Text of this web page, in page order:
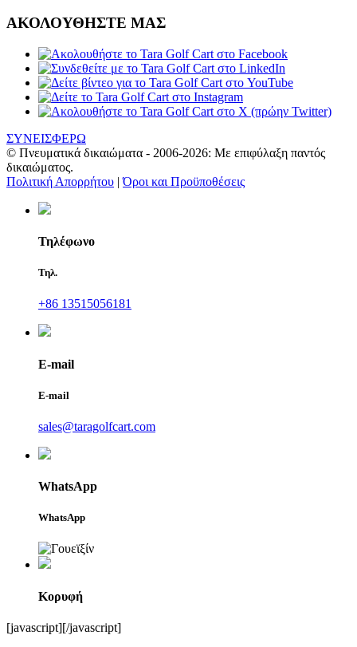
ΑΚΟΛΟΥΘΗΣΤΕ ΜΑΣ
ΣΥΝΕΙΣΦΕΡΩ
© Πνευματικά δικαιώματα - 2006-2026: Με επιφύλαξη παντός
δικαιώματος.
Πολιτική Απορρήτου |Όροι και Προϋποθέσεις
Τηλέφωνο
Τηλ.
+86 13515056181
E-mail
E-mail
sales@taragolfcart.com
WhatsApp
WhatsApp
Κορυφή
[javascript][/javascript]